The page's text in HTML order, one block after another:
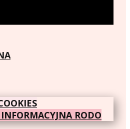
RODO